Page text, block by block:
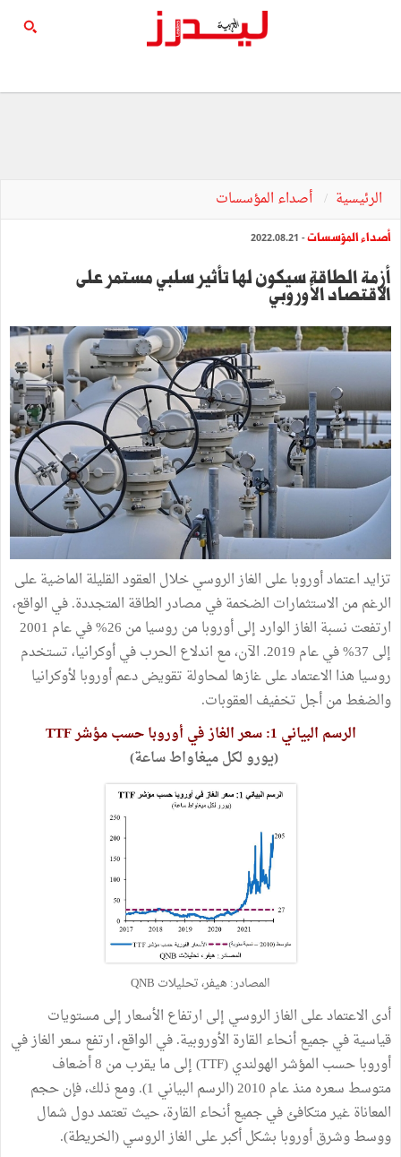
الرئيسية أصداء المؤسسات
أصداء المؤسسات- 2022.08.21
أزمة الطاقة سيكون لها تأثير سلبي مستمر على
الاقتصاد الأوروبي
تزايد اعتماد أوروبا على الغاز الروسي خلال العقود القليلة الماضية على
الرغم من الاستثمارات الضخمة في مصادر الطاقة المتجددة. في الواقع،
ارتفعت نسبة الغاز الوارد إلى أوروبا من روسيا من 26% في عام 2001
إلى 37% في عام 2019. الآن، مع اندلاع الحرب في أوكرانيا، تستخدم
روسيا هذا الاعتماد على غازها لمحاولة تقويض دعم أوروبا لأوكرانيا
والضغط من أجل تخفيف العقوبات.
الرسم البياني 1: سعر الغاز في أوروبا حسب مؤشر TTF
(يورو لكل ميغاواط ساعة)
المصادر: هيفر، تحليلات QNB
أدى الاعتماد على الغاز الروسي إلى ارتفاع الأسعار إلى مستويات
قياسية في جميع أنحاء القارة الأوروبية. في الواقع، ارتفع سعر الغاز في
أوروبا حسب المؤشر الهولندي (TTF) إلى ما يقرب من 8 أضعاف
متوسط سعره منذ عام 2010 (الرسم البياني 1). ومع ذلك، فإن حجم
المعاناة غير متكافئ في جميع أنحاء القارة، حيث تعتمد دول شمال
ووسط وشرق أوروبا بشكل أكبر على الغاز الروسي (الخريطة).